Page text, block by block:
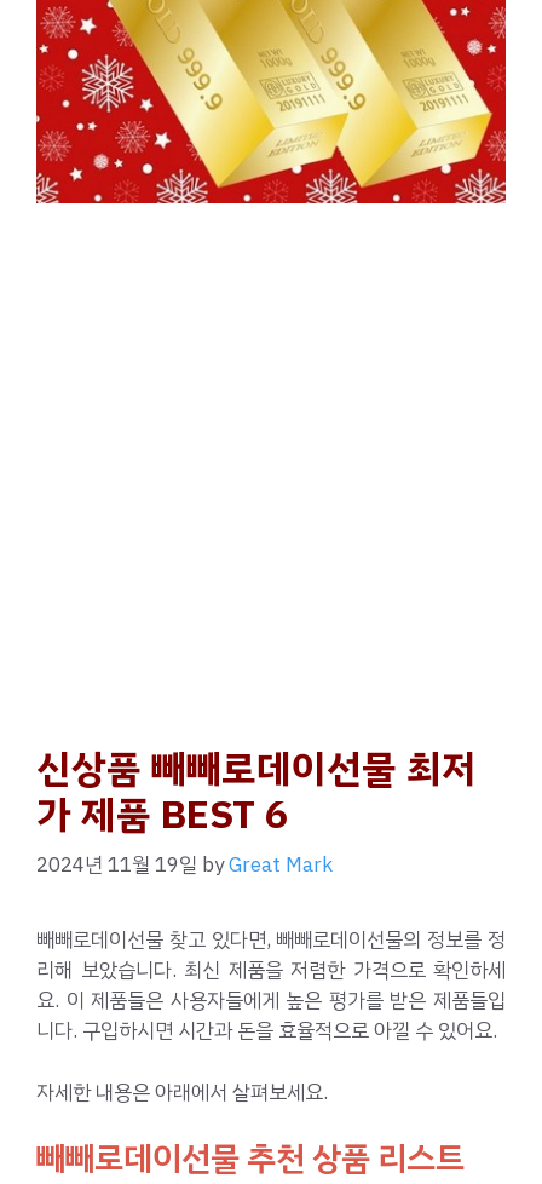
신상품 빼빼로데이선물 최저
가 제품 BEST 6
2024년 11월 19일 byGreat Mark
빼빼로데이선물 찾고 있다면, 빼빼로데이선물의 정보를 정
리해 보았습니다. 최신 제품을 저렴한 가격으로 확인하세
요. 이 제품들은 사용자들에게 높은 평가를 받은 제품들입
니다. 구입하시면 시간과 돈을 효율적으로 아낄 수 있어요.
자세한 내용은 아래에서 살펴보세요.
빼빼로데이선물 추천 상품 리스트